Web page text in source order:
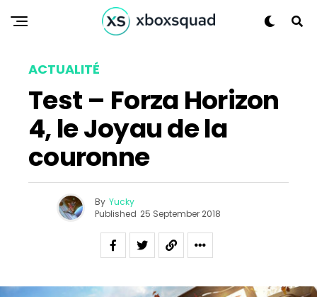
ACTUALITÉ
Test – Forza Horizon
4, le Joyau de la
couronne
By Yucky
Published 25 September 2018
Reddit
Whatsapp